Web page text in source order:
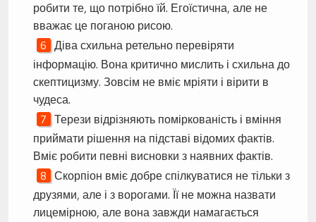
робити те, що потрібно їй. Егоїстична, але не
вважає це поганою рисою.
Діва схильна ретельно перевіряти
інформацію. Вона критично мислить і схильна до
скептицизму. Зовсім не вміє мріяти і вірити в
чудеса.
Терези відрізняють поміркованість і вміння
приймати рішення на підставі відомих фактів.
Вміє робити певні висновки з наявних фактів.
Скорпіон вміє добре спілкуватися не тільки з
друзями, але і з ворогами. Її не можна назвати
лицемірною, але вона завжди намагається